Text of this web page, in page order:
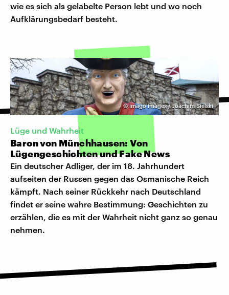
wie es sich als gelabelte Person lebt und wo noch
Aufklärungsbedarf besteht.
©imago images / Joachim Sielski
Lüge und Wahrheit
Baron von Münchhausen: Von
Lügengeschichten und Fake News
Ein deutscher Adliger, der im 18. Jahrhundert
aufseiten der Russen gegen das Osmanische Reich
kämpft. Nach seiner Rückkehr nach Deutschland
findet er seine wahre Bestimmung: Geschichten zu
erzählen, die es mit der Wahrheit nicht ganz so genau
nehmen.